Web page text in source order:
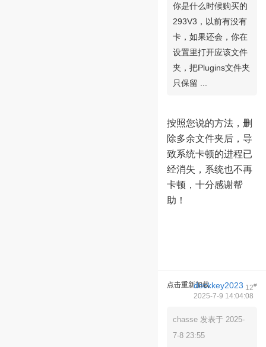
你是什么时候购买的
293V3，以前有没有
卡，如果还会，你在
设置里打开应该文件
夹，把Plugins文件夹
只保留 ...
按照您说的方法，删
除多余文件夹后，导
致系统卡顿的进程已
经消失，系统也不再
卡顿，十分感谢帮
助！
点击重新加载 12#
dockkey2023
2025-7-9 14:04:08
chasse 发表于 2025-
7-8 23:55